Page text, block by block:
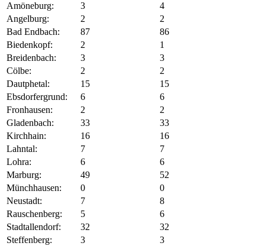
Amöneburg: 3
4
Angelburg:
2
2
Bad Endbach:
87
86
Biedenkopf:
2
1
Breidenbach:
3
3
Cölbe:
2
2
Dautphetal:
15
15
Ebsdorfergrund:
6
6
Fronhausen:
2
2
Gladenbach:
33
33
Kirchhain:
16
16
Lahntal:
7
7
Lohra:
6
6
Marburg:
49
52
Münchhausen:
0
0
Neustadt:
7
8
Rauschenberg:
5
6
Stadtallendorf:
32
32
Steffenberg:
3
3